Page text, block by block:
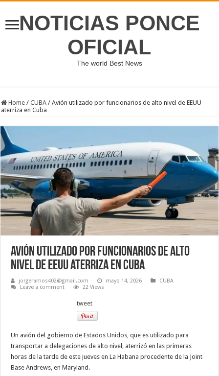
NOTICIAS PONCE
OFICIAL
The world Best News
Home / CUBA / Avión utilizado por funcionarios de alto nivel de EEUU
aterriza en Cuba
Avión utilizado por funcionarios de alto
nivel de EEUU aterriza en Cuba
jorgeramos402@gmail.com mayo 14, 2026
CUBA
Leave a comment
22 Views
tweet
Un avión del gobierno de Estados Unidos, que es utilizado para
transportar a delegaciones de alto nivel, aterrizó en las primeras
horas de la tarde de este jueves en La Habana procedente de la Joint
Base Andrews, en Maryland.